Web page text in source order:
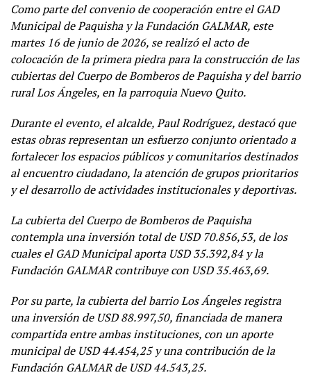
Como parte del convenio de cooperación entre el GAD
Municipal de Paquisha y la Fundación GALMAR, este
martes 16 de junio de 2026, se realizó el acto de
colocación de la primera piedra para la construcción de las
cubiertas del Cuerpo de Bomberos de Paquisha y del barrio
rural Los Ángeles, en la parroquia Nuevo Quito.
Durante el evento, el alcalde, Paul Rodríguez, destacó que
estas obras representan un esfuerzo conjunto orientado a
fortalecer los espacios públicos y comunitarios destinados
al encuentro ciudadano, la atención de grupos prioritarios
y el desarrollo de actividades institucionales y deportivas.
La cubierta del Cuerpo de Bomberos de Paquisha
contempla una inversión total de USD 70.856,53, de los
cuales el GAD Municipal aporta USD 35.392,84 y la
Fundación GALMAR contribuye con USD 35.463,69.
Por su parte, la cubierta del barrio Los Ángeles registra
una inversión de USD 88.997,50, financiada de manera
compartida entre ambas instituciones, con un aporte
municipal de USD 44.454,25 y una contribución de la
Fundación GALMAR de USD 44.543,25.